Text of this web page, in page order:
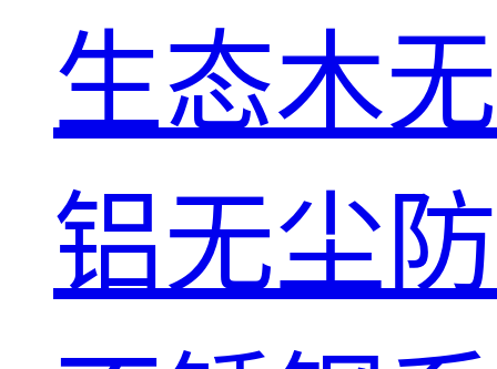
生态木
铝无尘